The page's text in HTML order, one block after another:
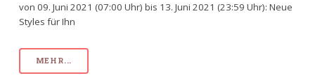
von 09. Juni 2021 (07:00 Uhr) bis 13. Juni 2021 (23:59 Uhr): Neue
Styles für Ihn
MEHR...